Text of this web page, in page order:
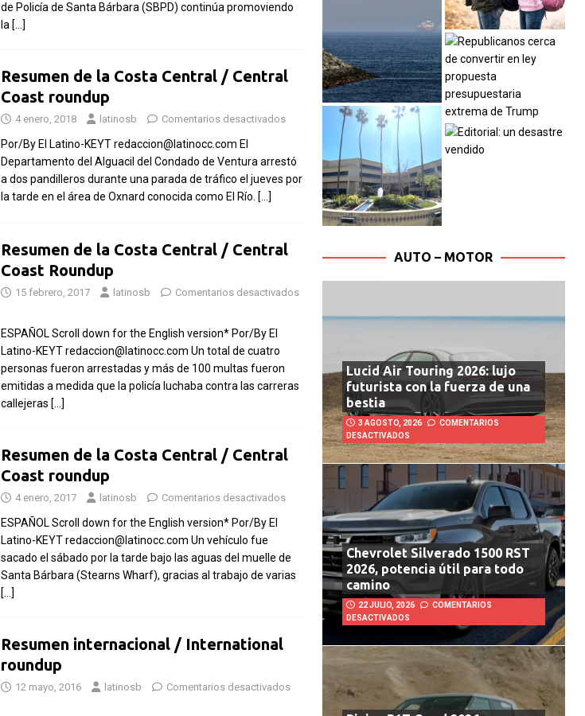
de Policía de Santa Bárbara (SBPD) continúa promoviendo
la […]
Resumen de la Costa Central / Central
Coast roundup
4 enero, 2018 latinosb Comentarios desactivados
Por/By El Latino-KEYT redaccion@latinocc.com El
Departamento del Alguacil del Condado de Ventura arrestó
a dos pandilleros durante una parada de tráfico el jueves por
la tarde en el área de Oxnard conocida como El Río. […]
Resumen de la Costa Central / Central
Coast Roundup
15 febrero, 2017 latinosb Comentarios desactivados
ESPAÑOL Scroll down for the English version* Por/By El
Latino-KEYT redaccion@latinocc.com Un total de cuatro
personas fueron arrestadas y más de 100 multas fueron
emitidas a medida que la policía luchaba contra las carreras
callejeras […]
Resumen de la Costa Central / Central
Coast roundup
4 enero, 2017 latinosb Comentarios desactivados
ESPAÑOL Scroll down for the English version* Por/By El
Latino-KEYT redaccion@latinocc.com Un vehículo fue
sacado el sábado por la tarde bajo las aguas del muelle de
Santa Bárbara (Stearns Wharf), gracias al trabajo de varias
[…]
Resumen internacional / International
roundup
12 mayo, 2016 latinosb Comentarios desactivados
AUTO – MOTOR
Lucid Air Touring 2026: lujo
futurista con la fuerza de una
bestia
3 AGOSTO, 2026
COMENTARIOS
DESACTIVADOS
Chevrolet Silverado 1500 RST
2026, potencia útil para todo
camino
22 JULIO, 2026
COMENTARIOS
DESACTIVADOS